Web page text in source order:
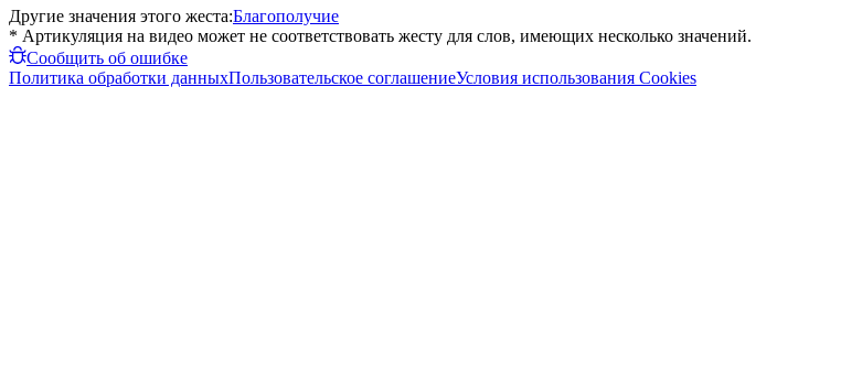
Другие значения этого жеста:Благополучие
* Артикуляция на видео может не соответствовать жесту для слов, имеющих несколько значений.
Сообщить об ошибке
Политика обработки данныхПользовательское соглашениеУсловия использования Cookies